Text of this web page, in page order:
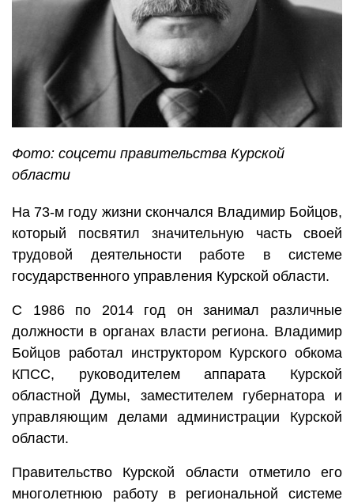
Фото: соцсети правительства Курской
области
На 73-м году жизни скончался Владимир Бойцов,
который посвятил значительную часть своей
трудовой деятельности работе в системе
государственного управления Курской области.
С 1986 по 2014 год он занимал различные
должности в органах власти региона. Владимир
Бойцов работал инструктором Курского обкома
КПСС, руководителем аппарата Курской
областной Думы, заместителем губернатора и
управляющим делами администрации Курской
области.
Правительство Курской области отметило его
многолетнюю работу в региональной системе